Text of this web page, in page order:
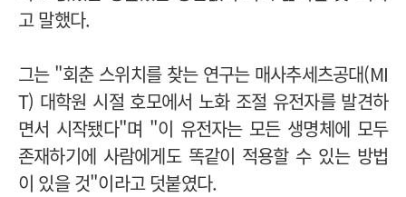
고 말했다.
그는 "회춘 스위치를 찾는 연구는 매사추세츠공대(MI
T) 대학원 시절 호모에서 노화 조절 유전자를 발견하
면서 시작됐다"며 "이 유전자는 모든 생명체에 모두
존재하기에 사람에게도 똑같이 적용할 수 있는 방법
이 있을 것"이라고 덧붙였다.